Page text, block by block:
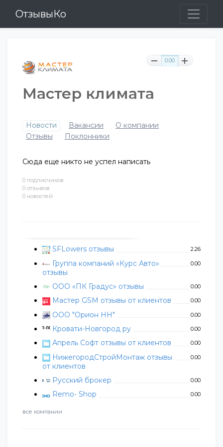
ОтзывыКо
0 подписчиков
0 отзывов
0 новостей
SFLowers отзывы 2.26
Группа компаний «Курс Авто»
отзывы
0.00
ООО «ПК Градус» отзывы 0.00
Мастер GSM отзывы от клиентов 0.00
ООО "Орион НН" 0.00
Кровати-Новгород ру 0.00
Апрель Софт отзывы от клиентов 0.00
НижегородСтройМонтаж отзывы
от клиентов
0.00
Русский брокер 0.00
Remo- Shop 0.00
все компании
0.00
Мастер климата
Новости Вакансии
О компании
Отзывы
Поклонники
Сюда еще никто не успел написать